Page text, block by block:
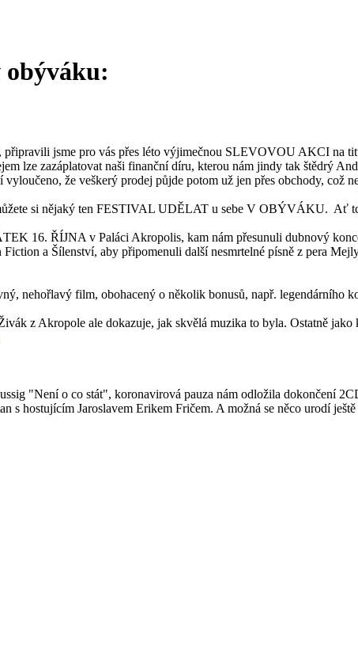
jsme pro vás přes léto výjimečnou SLEVOVOU AKCI na
lze zazáplatovat naši finanční díru, kterou nám jindy tak štědrý
že veškerý prodej půjde potom už jen přes obchody, což
si nějaký ten FESTIVAL UDĚLAT u sebe V OBÝVÁKU. Ať
16. ŘÍJNA v Paláci Akropolis, kam nám přesunuli dubnový
a Šílenství, aby připomenuli další nesmrtelné písně z pera
nehořlavý film, obohacený o několik bonusů, např. legendárního
z Akropole ale dokazuje, jak skvělá muzika to byla. Ostatně jako
"Není o co stát", koronavirová pauza nám odložila dokončení
s hostujícím Jaroslavem Erikem Fričem. A možná se něco urodí